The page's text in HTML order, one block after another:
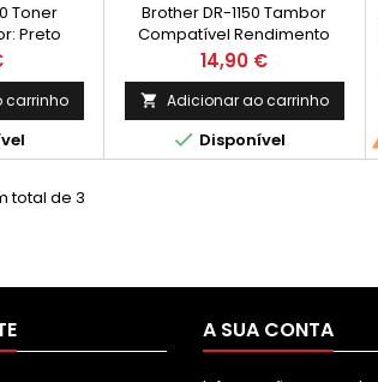
Toner
Preto
1.000
até 1.000
com a
19752
DCP
DCP
HL
carrinho
Brother DR-1150 Tambor
Compatível Rendimento
Médio: 10.000 Páginas* *
Imprime até 10.000 páginas de
acordo com a norma ISO/IEC
19752 Compatibilidades: DCP
L1640W, DCP L1642W, DCP
L1642WXL, DCP L1660W, HL
Preço
14,90 €
 Adicionar ao carrinho
 Disponível
total de 3
A SUA CONTA